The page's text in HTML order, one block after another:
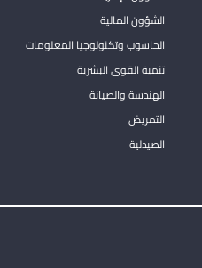
الشؤون المالية
الحاسوب وتكنولوجيا المعلومات
تنمية القوى البشرية
الهندسة والصيانة
التمريض
الصيدلية